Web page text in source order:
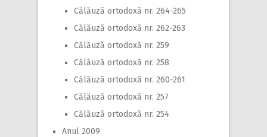
Călăuză ortodoxă nr. 264-265
Călăuză ortodoxă nr. 262-263
Călăuză ortodoxă nr. 259
Călăuză ortodoxă nr. 258
Călăuză ortodoxă nr. 260-261
Călăuză ortodoxă nr. 257
Călăuză ortodoxă nr. 254
Anul 2009